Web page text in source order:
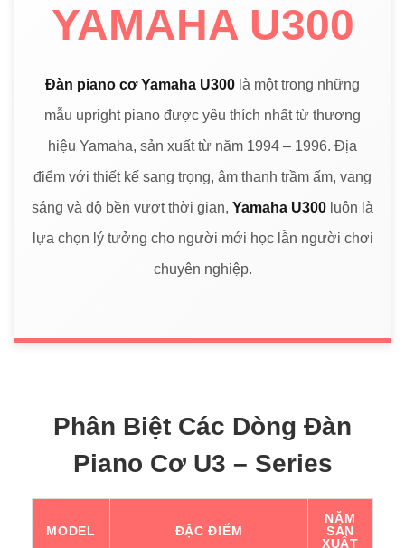
YAMAHA U300
Đàn piano cơ Yamaha U300 là một trong những
mẫu upright piano được yêu thích nhất từ thương
hiệu Yamaha, sản xuất từ năm 1994 – 1996. Địa
điểm với thiết kế sang trọng, âm thanh trầm ấm, vang
sáng và độ bền vượt thời gian, Yamaha U300 luôn là
lựa chọn lý tưởng cho người mới học lẫn người chơi
chuyên nghiệp.
Phân Biệt Các Dòng Đàn
Piano Cơ U3 – Series
MODEL ĐẶC ĐIỂM
NĂM
SẢN
XUẤT